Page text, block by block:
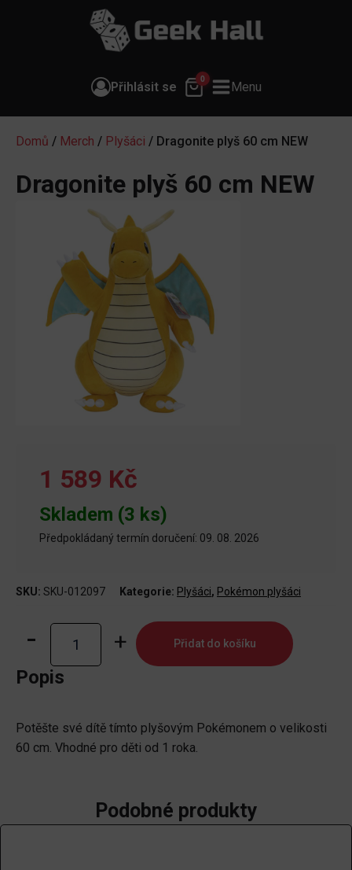
Přihlásit se
0
Menu
Domů / Merch / Plyšáci / Dragonite plyš 60 cm NEW
Dragonite plyš 60 cm NEW
1 589 Kč
Skladem (3 ks)
Předpokládaný termín doručení: 09. 08. 2026
SKU: SKU-012097 Kategorie: Plyšáci, Pokémon plyšáci
Dragonite
60
množství
Přidat do košíku
Popis
Potěšte své dítě tímto plyšovým Pokémonem o velikosti
60 cm. Vhodné pro děti od 1 roka.
Podobné produkty